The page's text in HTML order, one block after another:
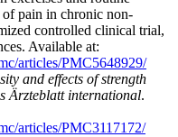
of pain in chronic non-
controlled clinical trial,
Available at:
articles/PMC5648929/
and effects of strength
Ärzteblatt international.
articles/PMC3117172/